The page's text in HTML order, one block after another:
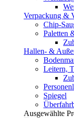
Verpackung &
Chip-
Paletten
Hallen- &
Leitern,
Spiegel
Ausgewählte